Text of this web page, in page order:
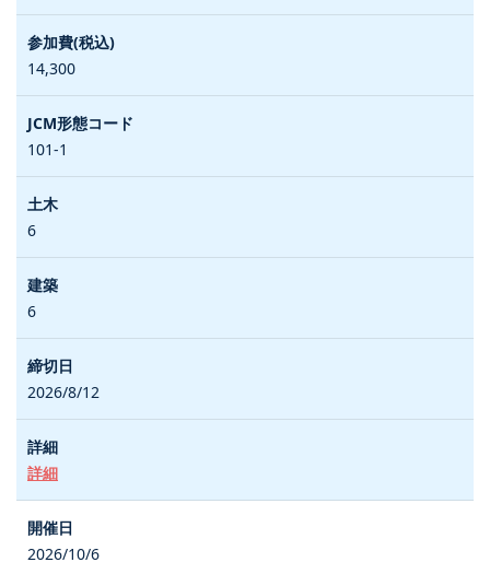
14,300
101-1
6
6
2026/8/12
詳細
2026/10/6